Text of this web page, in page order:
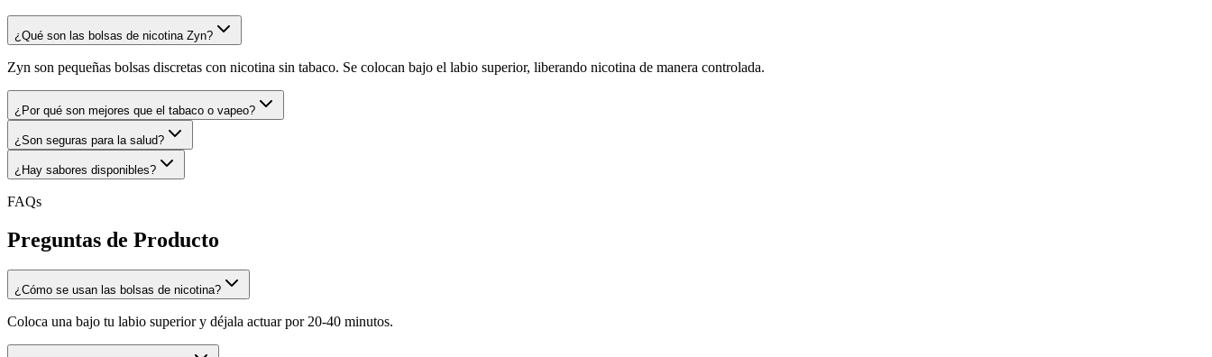
¿Qué son las bolsas de nicotina Zyn?
Zyn son pequeñas bolsas discretas con nicotina sin tabaco. Se colocan bajo el labio superior, liberando nicotina de manera controlada.
¿Por qué son mejores que el tabaco o vapeo?
¿Son seguras para la salud?
¿Hay sabores disponibles?
FAQs
Preguntas de Producto
¿Cómo se usan las bolsas de nicotina?
Coloca una bajo tu labio superior y déjala actuar por 20-40 minutos.